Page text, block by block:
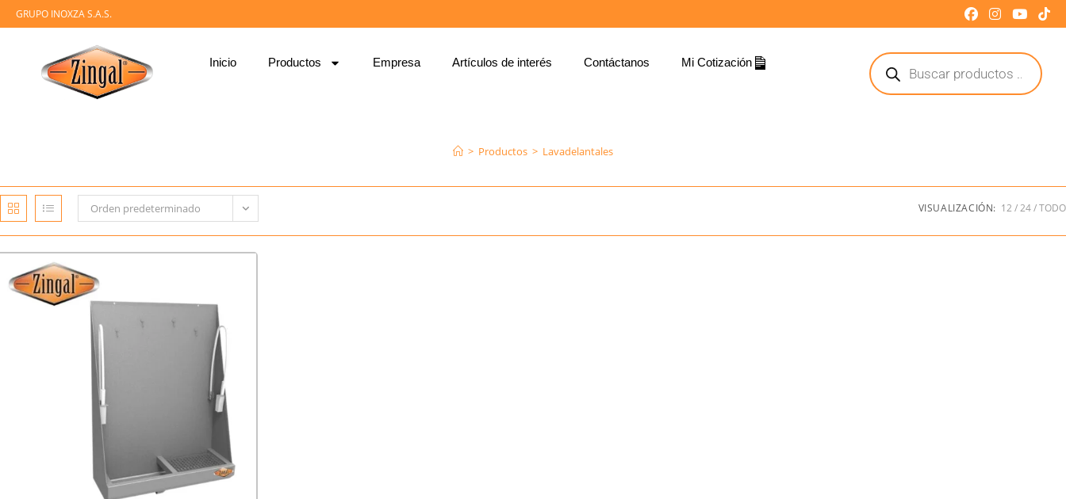
GRUPO INOXZA S.A.S.
Inicio Productos Empresa Artículos de interés Contáctanos Mi Cotización
> Productos > Lavadelantales
Orden predeterminado VISUALIZACIÓN: 12 24 TODO